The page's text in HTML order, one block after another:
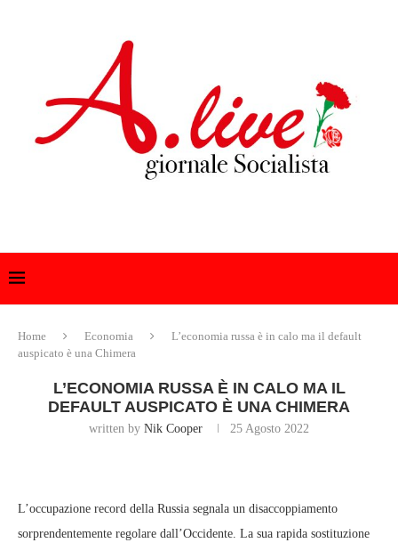
Home Economia
L’economia russa è in calo ma il default
auspicato è una Chimera
L’ECONOMIA RUSSA È IN CALO MA IL
DEFAULT AUSPICATO È UNA CHIMERA
written by Nik Cooper 25 Agosto 2022
L’occupazione record della Russia segnala un disaccoppiamento
sorprendentemente regolare dall’Occidente. La sua rapida sostituzione